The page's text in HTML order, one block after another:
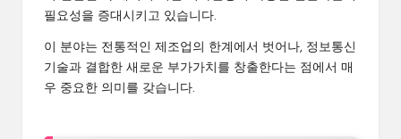
필요성을 증대시키고 있습니다.
이 분야는 전통적인 제조업의 한계에서 벗어나, 정보통신
기술과 결합한 새로운 부가가치를 창출한다는 점에서 매
우 중요한 의미를 갖습니다.